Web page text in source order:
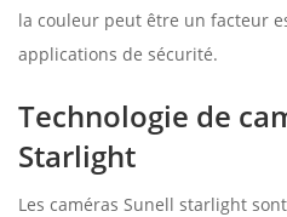
la couleur peut être un facteur
applications de sécurité.
Technologie de
Starlight
Les caméras Sunell starlight